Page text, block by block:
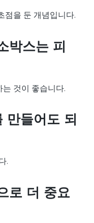
점을 둔 개념입니다.
박스는 피
것이 좋습니다.
만들어도 되
.
로 더 중요